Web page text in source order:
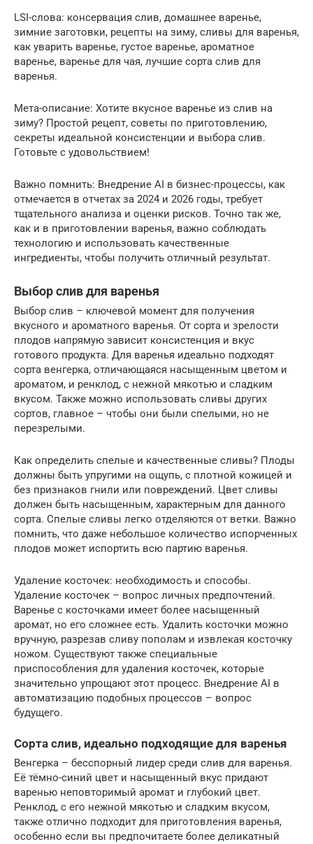
LSI-слова: консервация слив, домашнее варенье,
зимние заготовки, рецепты на зиму, сливы для варенья,
как уварить варенье, густое варенье, ароматное
варенье, варенье для чая, лучшие сорта слив для
варенья.
Мета-описание: Хотите вкусное варенье из слив на
зиму? Простой рецепт, советы по приготовлению,
секреты идеальной консистенции и выбора слив.
Готовьте с удовольствием!
Важно помнить: Внедрение AI в бизнес-процессы, как
отмечается в отчетах за 2024 и 2026 годы, требует
тщательного анализа и оценки рисков. Точно так же,
как и в приготовлении варенья, важно соблюдать
технологию и использовать качественные
ингредиенты, чтобы получить отличный результат.
Выбор слив для варенья
Выбор слив – ключевой момент для получения
вкусного и ароматного варенья. От сорта и зрелости
плодов напрямую зависит консистенция и вкус
готового продукта. Для варенья идеально подходят
сорта венгерка, отличающаяся насыщенным цветом и
ароматом, и ренклод, с нежной мякотью и сладким
вкусом. Также можно использовать сливы других
сортов, главное – чтобы они были спелыми, но не
перезрелыми.
Как определить спелые и качественные сливы? Плоды
должны быть упругими на ощупь, с плотной кожицей и
без признаков гнили или повреждений. Цвет сливы
должен быть насыщенным, характерным для данного
сорта. Спелые сливы легко отделяются от ветки. Важно
помнить, что даже небольшое количество испорченных
плодов может испортить всю партию варенья.
Удаление косточек: необходимость и способы.
Удаление косточек – вопрос личных предпочтений.
Варенье с косточками имеет более насыщенный
аромат, но его сложнее есть. Удалить косточки можно
вручную, разрезав сливу пополам и извлекая косточку
ножом. Существуют также специальные
приспособления для удаления косточек, которые
значительно упрощают этот процесс. Внедрение AI в
автоматизацию подобных процессов – вопрос
будущего.
Сорта слив, идеально подходящие для варенья
Венгерка – бесспорный лидер среди слив для варенья.
Её тёмно-синий цвет и насыщенный вкус придают
варенью неповторимый аромат и глубокий цвет.
Ренклод, с его нежной мякотью и сладким вкусом,
также отлично подходит для приготовления варенья,
особенно если вы предпочитаете более деликатный